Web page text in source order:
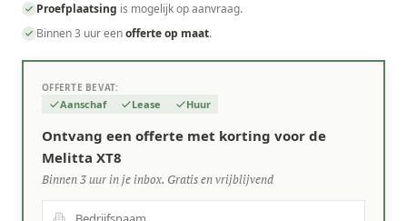
Proefplaatsing is mogelijk op aanvraag.
Binnen 3 uur eenofferte op maat.
OFFERTE BEVAT:
Aanschaf Lease Huur
Ontvang een offerte met korting voor de
Melitta XT8
Binnen 3 uur in je inbox. Gratis en vrijblijvend